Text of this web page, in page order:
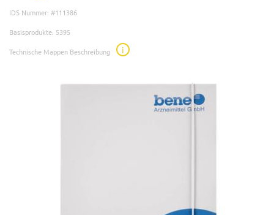
IDS Nummer: #111386
Basisprodukte: 5395
Technische Mappen Beschreibung
i